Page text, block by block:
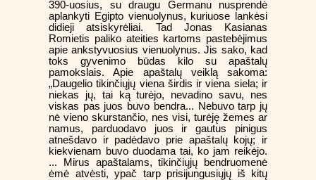
390-uosius, su draugu Germanu nusprendė
aplankyti Egipto vienuolynus, kuriuose lankėsi
didieji atsiskyrėliai. Tad Jonas Kasianas
Romietis paliko ateities kartoms pastebėjimus
apie ankstyvuosius vienuolynus. Jis sako, kad
toks gyvenimo būdas kilo su apaštalų
pamokslais. Apie apaštalų veiklą sakoma:
„Daugelio tikinčiųjų viena širdis ir viena siela; ir
niekas jų, tai ką turėjo, nevadino savu, nes
viskas pas juos buvo bendra... Nebuvo tarp jų
nė vieno skurstančio, nes visi, turėję žemes ar
namus, parduodavo juos ir gautus pinigus
atnešdavo ir padėdavo prie apaštalų kojų; ir
kiekvienam buvo duodama tai, ko jam reikėjo.
... Mirus apaštalams, tikinčiųjų bendruomenė
ėmė atvėsti, ypač tarp prisijungusiųjų iš kitų